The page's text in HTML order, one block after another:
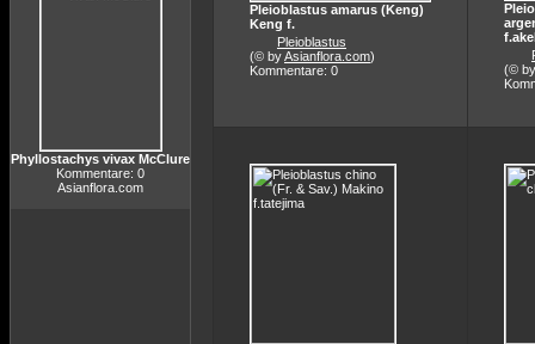
Phyllostachys vivax McClure
Kommentare: 0
Asianflora.com
Pleioblastus amarus (Keng)
Keng f.
Pleioblastus
(© byAsianflora.com)
Kommentare: 0
(©